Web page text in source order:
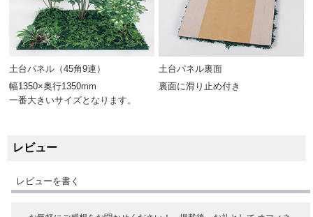
土台パネル（45角9連）
幅1350×奥行1350mm
一番大きいサイズとなります。
土台パネル裏面
裏面に滑り止め付き
レビュー
レビューを書く